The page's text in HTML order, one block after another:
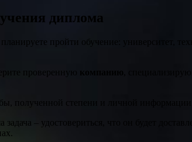
диплома
пройти обучение: университет,
проверенную
,
полученной степени и личной
задача – удостовериться, что он будет